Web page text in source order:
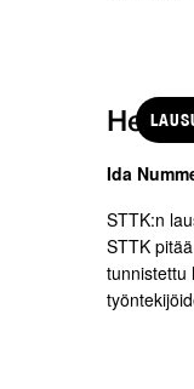
Ida
STTK:n
STTK
tunnistettu